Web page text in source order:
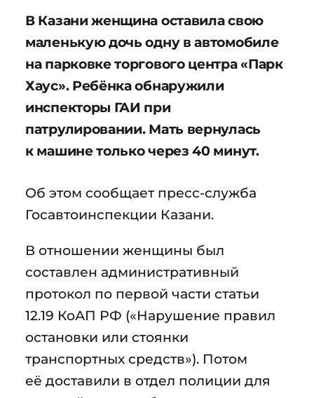
В Казани женщина оставила свою
маленькую дочь одну в автомобиле
на парковке торгового центра «Парк
Хаус». Ребёнка обнаружили
инспекторы ГАИ при
патрулировании. Мать вернулась
к машине только через 40 минут.
Об этом сообщает пресс-служба
Госавтоинспекции Казани.
В отношении женщины был
составлен административный
протокол по первой части статьи
12.19 КоАП РФ («Нарушение правил
остановки или стоянки
транспортных средств»). Потом
её доставили в отдел полиции для